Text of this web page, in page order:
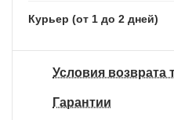
Курьер (от 1 до 2 дней)
Условия возврата
Гарантии